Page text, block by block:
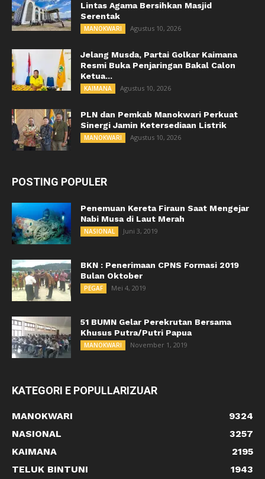
Lintas Agama Bersihkan Masjid
Serentak
MANOKWARI Agustus 10, 2026
Jelang Musda, Partai Golkar Kaimana
Resmi Buka Penjaringan Bakal Calon
Ketua...
KAIMANA Agustus 10, 2026
PLN dan Pemkab Manokwari Perkuat
Sinergi Jamin Ketersediaan Listrik
MANOKWARI Agustus 10, 2026
POSTING POPULER
Penemuan Kereta Firaun Saat Mengejar
Nabi Musa di Laut Merah
NASIONAL Juni 3, 2019
BKN : Penerimaan CPNS Formasi 2019
Bulan Oktober
PEGAF Mei 4, 2019
51 BUMN Gelar Perekrutan Bersama
Khusus Putra/Putri Papua
MANOKWARI November 1, 2019
KATEGORI E POPULLARIZUAR
MANOKWARI
9324
NASIONAL
3257
KAIMANA
2195
TELUK BINTUNI
1943